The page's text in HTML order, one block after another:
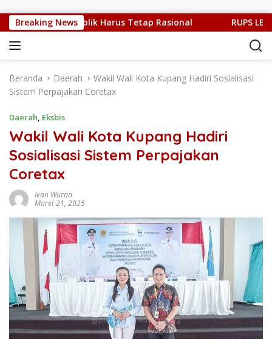
Breaking News
Kritik Publik Harus Tetap Rasional RUPS LB PT.
Beranda Daerah
Wakil Wali Kota Kupang Hadiri Sosialisasi
Sistem Perpajakan Coretax
Daerah, Eksbis
Wakil Wali Kota Kupang Hadiri
Sosialisasi Sistem Perpajakan
Coretax
Ivan Wuran
Maret 21, 2025